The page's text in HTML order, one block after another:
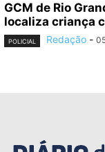
GCM de Rio
localiza criança
POLICIAL Redação -